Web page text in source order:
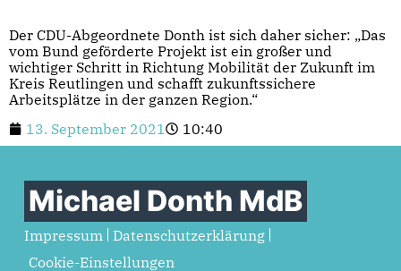
Der CDU-Abgeordnete Donth ist sich daher sicher: „Das
vom Bund geförderte Projekt ist ein großer und
wichtiger Schritt in Richtung Mobilität der Zukunft im
Kreis Reutlingen und schafft zukunftssichere
Arbeitsplätze in der ganzen Region.“
13. September 2021
10:40
Michael Donth MdB
Impressum
Datenschutzerklärung
Cookie-Einstellungen